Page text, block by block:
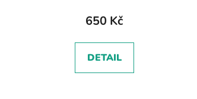
650 Kč
DETAIL